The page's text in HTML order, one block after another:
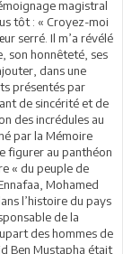
magistral
tôt : « Croyez-moi
serré. Il m’a révélé
son honnêteté, ses
dans une
présentés par
de sincérité et de
des incrédules au
par la Mémoire
figurer au panthéon
« du peuple de
Mohamed
l’histoire du pays
de la
des hommes de
Ben Mustapha était